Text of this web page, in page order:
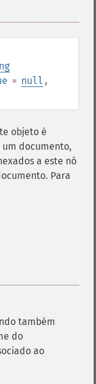
= null ,
objeto é
documento,
a este nó
Para
também
do
ao